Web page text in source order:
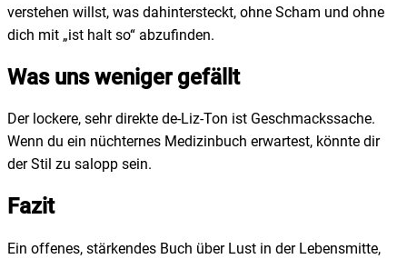
verstehen willst, was dahintersteckt, ohne Scham und ohne
dich mit „ist halt so“ abzufinden.
Was uns weniger gefällt
Der lockere, sehr direkte de-Liz-Ton ist Geschmackssache.
Wenn du ein nüchternes Medizinbuch erwartest, könnte dir
der Stil zu salopp sein.
Fazit
Ein offenes, stärkendes Buch über Lust in der Lebensmitte,